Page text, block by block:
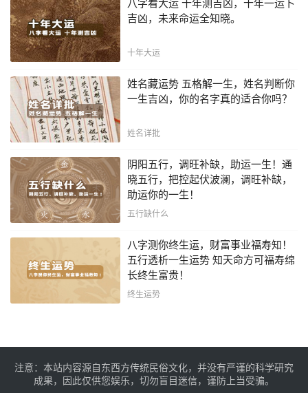
八字看大运 十年测吉凶，十年一运卜
吉凶，未来命运全知晓。
十年大运
姓名藏运势 五格解一生，姓名判断你
一生吉凶，你的名字真的适合你吗？
姓名详批
阴阳五行，调旺补缺，助运一生！通
晓五行，把控起伏波澜，调旺补缺，
助运你的一生！
五行缺什么
八字测你终生运，财富事业福寿知！
五行透析一生运势 知天命方可福寿绵
长终生富贵！
终生运势
注意：本站内容源自东西方传统民俗文化，并没有严谨的科学研究
成果，因此仅供您娱乐，切勿盲目迷信，谨防上当受骗。